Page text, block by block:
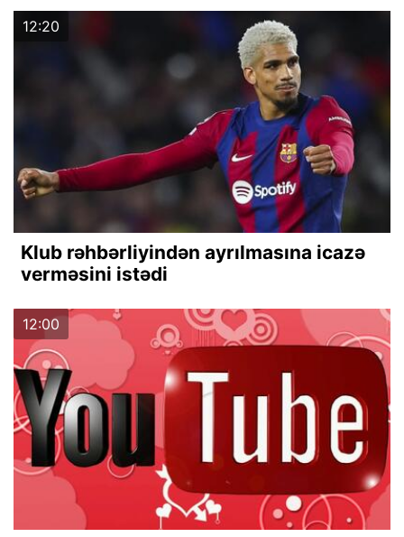
12:20
Klub rəhbərliyindən ayrılmasına icazə
verməsini istədi
12:00